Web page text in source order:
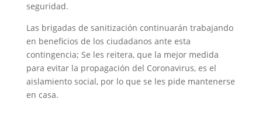
seguridad.
Las brigadas de sanitización continuarán trabajando
en beneficios de los ciudadanos ante esta
contingencia; Se les reitera, que la mejor medida
para evitar la propagación del Coronavirus, es el
aislamiento social, por lo que se les pide mantenerse
en casa.